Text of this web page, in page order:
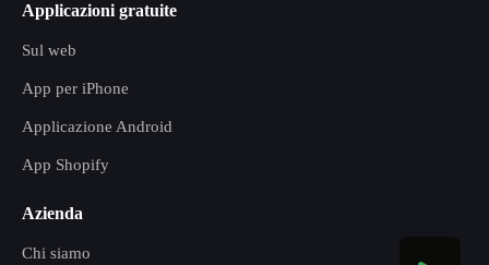
Applicazioni gratuite
Sul web
App per iPhone
Applicazione Android
App Shopify
Azienda
Chi siamo